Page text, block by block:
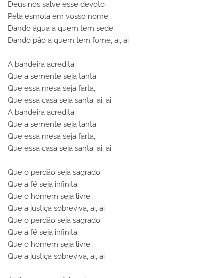
Deus nos salve esse devoto
Pela esmola em vosso nome
Dando água a quem tem sede,
Dando pão a quem tem fome, ai, ai
A bandeira acredita
Que a semente seja tanta
Que essa mesa seja farta,
Que essa casa seja santa, ai, ai
A bandeira acredita
Que a semente seja tanta
Que essa mesa seja farta,
Que essa casa seja santa, ai, ai
Que o perdão seja sagrado
Que a fé seja infinita
Que o homem seja livre,
Que a justiça sobreviva, ai, ai
Que o perdão seja sagrado
Que a fé seja infinita
Que o homem seja livre,
Que a justiça sobreviva, ai, ai